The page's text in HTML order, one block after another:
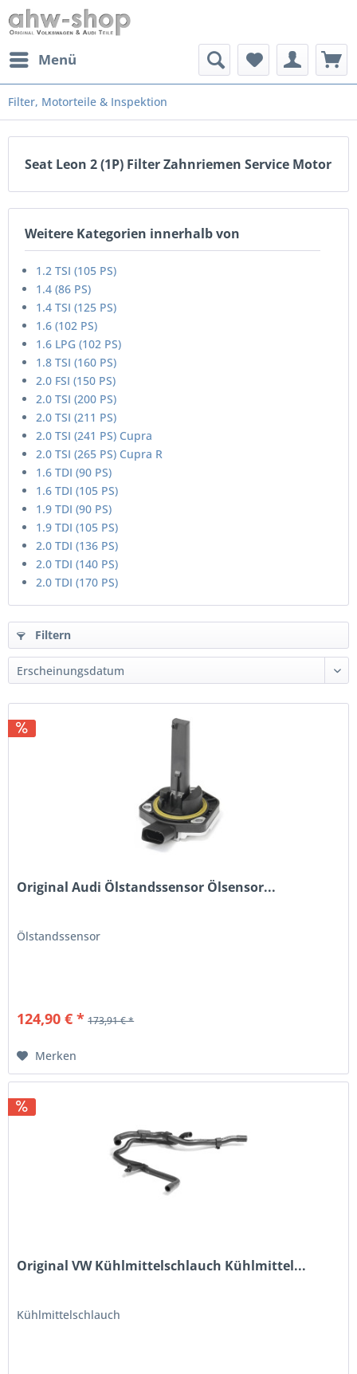
Menü
Filter, Motorteile & Inspektion
Seat Leon 2 (1P) Filter Zahnriemen Service Motor
Weitere Kategorien innerhalb von
1.2 TSI (105 PS)
1.4 (86 PS)
1.4 TSI (125 PS)
1.6 (102 PS)
1.6 LPG (102 PS)
1.8 TSI (160 PS)
2.0 FSI (150 PS)
2.0 TSI (200 PS)
2.0 TSI (211 PS)
2.0 TSI (241 PS) Cupra
2.0 TSI (265 PS) Cupra R
1.6 TDI (90 PS)
1.6 TDI (105 PS)
1.9 TDI (90 PS)
1.9 TDI (105 PS)
2.0 TDI (136 PS)
2.0 TDI (140 PS)
2.0 TDI (170 PS)
Filtern
Original Audi Ölstandssensor Ölsensor...
Ölstandssensor
124,90 € * 173,91 € *
Merken
Original VW Kühlmittelschlauch Kühlmittel...
Kühlmittelschlauch